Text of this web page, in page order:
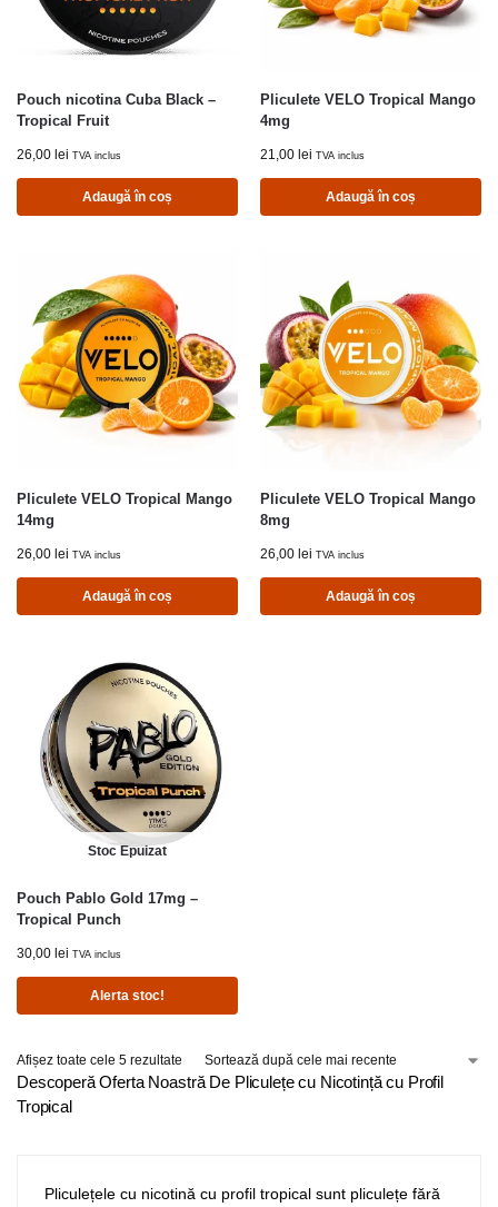
Pouch nicotina Cuba Black –
Tropical Fruit
26,00 lei TVA inclus
Adaugă în coș
Pliculete VELO Tropical Mango
4mg
21,00 lei TVA inclus
Adaugă în coș
Pliculete VELO Tropical Mango
14mg
26,00 lei TVA inclus
Adaugă în coș
Pliculete VELO Tropical Mango
8mg
26,00 lei TVA inclus
Adaugă în coș
Stoc Epuizat
Pouch Pablo Gold 17mg –
Tropical Punch
30,00 lei TVA inclus
Alerta stoc!
Afișez toate cele 5 rezultate
Descoperă Oferta Noastră De Pliculețe cu Nicotință cu Profil
Tropical
Pliculețele cu nicotină cu profil tropical sunt pliculețe fără